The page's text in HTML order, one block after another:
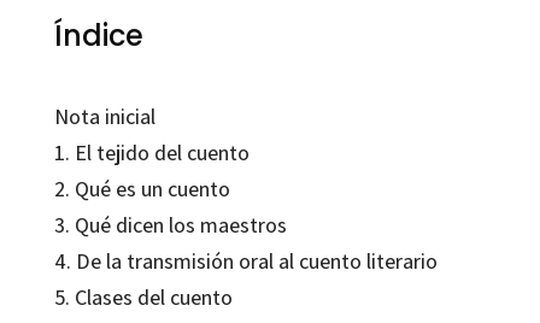
Índice
Nota inicial
1. El tejido del cuento
2. Qué es un cuento
3. Qué dicen los maestros
4. De la transmisión oral al cuento literario
5. Clases del cuento